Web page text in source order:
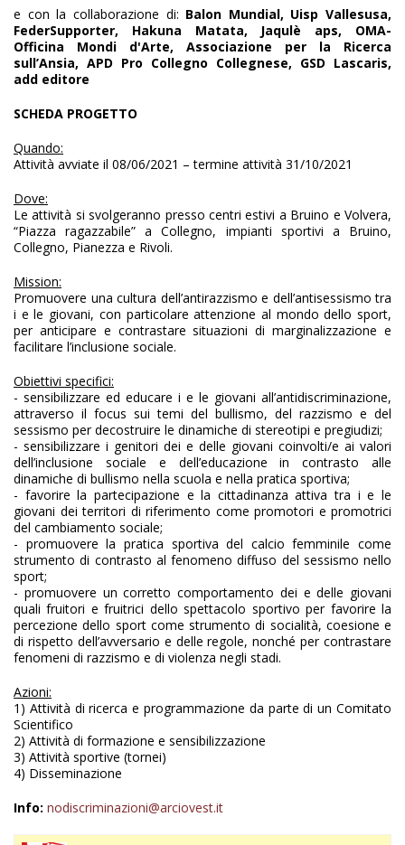
e con la collaborazione di: Balon Mundial, Uisp Vallesusa,
FederSupporter, Hakuna Matata, Jaqulè aps, OMA-
Officina Mondi d'Arte, Associazione per la Ricerca
sull’Ansia, APD Pro Collegno Collegnese, GSD Lascaris,
add editore
SCHEDA PROGETTO
Quando:
Attività avviate il 08/06/2021 – termine attività 31/10/2021
Dove:
Le attività si svolgeranno presso centri estivi a Bruino e Volvera,
“Piazza ragazzabile” a Collegno, impianti sportivi a Bruino,
Collegno, Pianezza e Rivoli.
Mission:
Promuovere una cultura dell’antirazzismo e dell’antisessismo tra
i e le giovani, con particolare attenzione al mondo dello sport,
per anticipare e contrastare situazioni di marginalizzazione e
facilitare l’inclusione sociale.
Obiettivi specifici:
- sensibilizzare ed educare i e le giovani all’antidiscriminazione,
attraverso il focus sui temi del bullismo, del razzismo e del
sessismo per decostruire le dinamiche di stereotipi e pregiudizi;
- sensibilizzare i genitori dei e delle giovani coinvolti/e ai valori
dell’inclusione sociale e dell’educazione in contrasto alle
dinamiche di bullismo nella scuola e nella pratica sportiva;
- favorire la partecipazione e la cittadinanza attiva tra i e le
giovani dei territori di riferimento come promotori e promotrici
del cambiamento sociale;
- promuovere la pratica sportiva del calcio femminile come
strumento di contrasto al fenomeno diffuso del sessismo nello
sport;
- promuovere un corretto comportamento dei e delle giovani
quali fruitori e fruitrici dello spettacolo sportivo per favorire la
percezione dello sport come strumento di socialità, coesione e
di rispetto dell’avversario e delle regole, nonché per contrastare
fenomeni di razzismo e di violenza negli stadi.
Azioni:
1) Attività di ricerca e programmazione da parte di un Comitato
Scientifico
2) Attività di formazione e sensibilizzazione
3) Attività sportive (tornei)
4) Disseminazione
Info: nodiscriminazioni@arciovest.it